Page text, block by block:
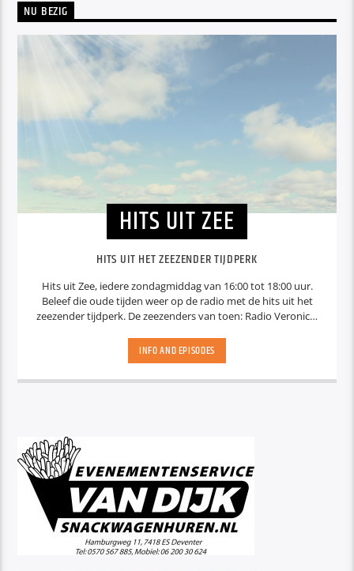
NU BEZIG
HITS UIT ZEE
HITS UIT HET ZEEZENDER TIJDPERK
Hits uit Zee, iedere zondagmiddag van 16:00 tot 18:00 uur.
Beleef die oude tijden weer op de radio met de hits uit het
zeezender tijdperk. De zeezenders van toen: Radio Veronica,
Radio Condor, Radio Atlantis Wat je nodig hebt is een schip,
geregistreerd in een land dat niet moeilijk doet (b.v. Panama).
Verder technische uitrusting, een regelmatige aanvoer van
inkomsten uit: reclameboodschappen. De zeezender
geschiedenis laat zien dat niet alle projecten even succesvol
zijn geweest… Juridisch klopte het allemaal min of meer. Er
was niet direct sprake van strafbare feiten, meer van “mazen
in de wet”. Daarom is “zeezenders” een betere omschrijving
dan “piratenzenders”. (hoewel de schrijvende pers het
onderscheid zelden begrepen heeft en zelfs legale
amateurzenders vaak onder de piraten schaart)
INFO AND EPISODES